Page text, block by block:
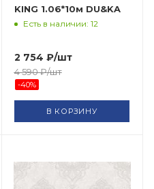
KING 1.06*10м DU&KA
Есть в наличии: 12
2 754 ₽/шт
4 590₽/шт
-40%
В КОРЗИНУ